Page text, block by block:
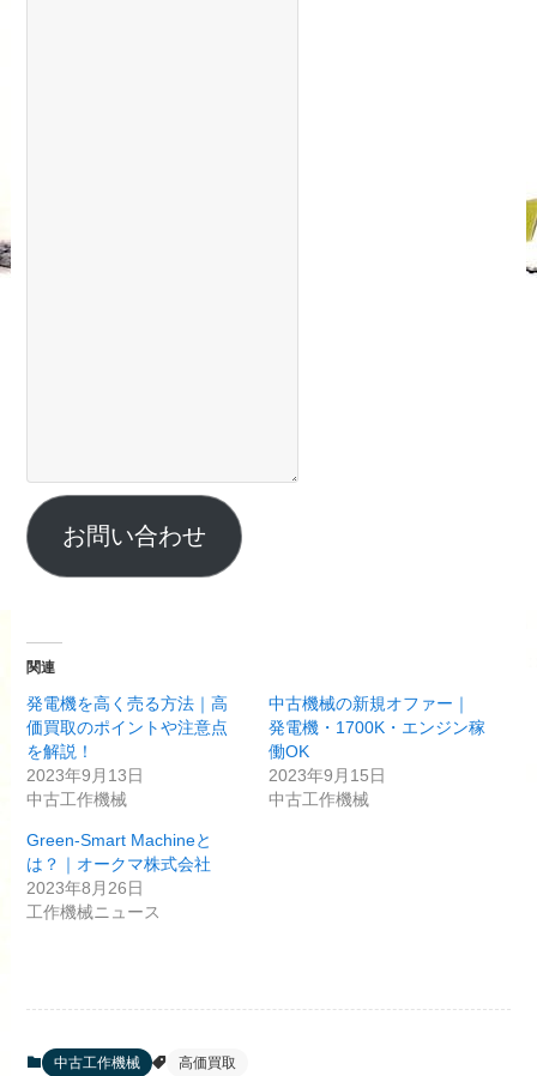
お問い合わせ
関連
発電機を高く売る方法｜高
価買取のポイントや注意点
を解説！
2023年9月13日
中古工作機械
中古機械の新規オファー｜
発電機・1700K・エンジン稼
働OK
2023年9月15日
中古工作機械
Green-Smart Machineと
は？｜オークマ株式会社
2023年8月26日
工作機械ニュース
中古工作機械 高価買取